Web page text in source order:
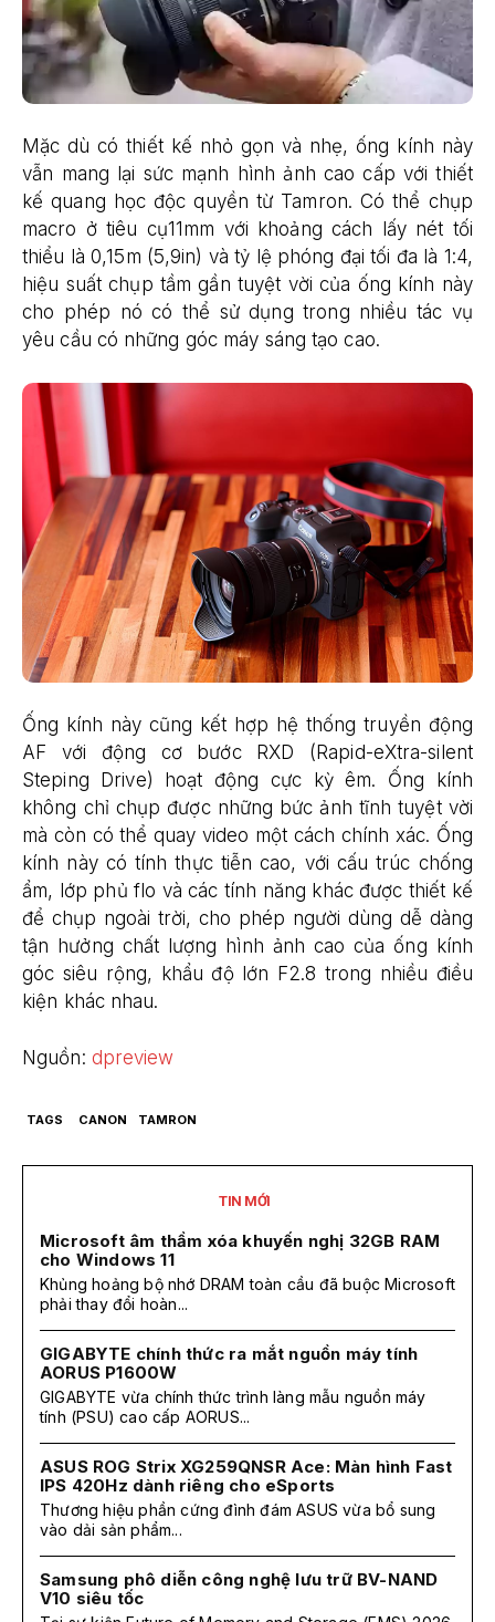
Mặc dù có thiết kế nhỏ gọn và nhẹ, ống kính này
vẫn mang lại sức mạnh hình ảnh cao cấp với thiết
kế quang học độc quyền từ Tamron. Có thể chụp
macro ở tiêu cụ11mm với khoảng cách lấy nét tối
thiểu là 0,15m (5,9in) và tỷ lệ phóng đại tối đa là 1:4,
hiệu suất chụp tầm gần tuyệt vời của ống kính này
cho phép nó có thể sử dụng trong nhiều tác vụ
yêu cầu có những góc máy sáng tạo cao.
Ống kính này cũng kết hợp hệ thống truyền động
AF với động cơ bước RXD (Rapid-eXtra-silent
Steping Drive) hoạt động cực kỳ êm. Ống kính
không chỉ chụp được những bức ảnh tĩnh tuyệt vời
mà còn có thể quay video một cách chính xác. Ống
kính này có tính thực tiễn cao, với cấu trúc chống
ẩm, lớp phủ flo và các tính năng khác được thiết kế
để chụp ngoài trời, cho phép người dùng dễ dàng
tận hưởng chất lượng hình ảnh cao của ống kính
góc siêu rộng, khẩu độ lớn F2.8 trong nhiều điều
kiện khác nhau.
Nguồn: dpreview
TAGS CANON TAMRON
TIN MỚI
Microsoft âm thầm xóa khuyến nghị 32GB RAM
cho Windows 11
Khủng hoảng bộ nhớ DRAM toàn cầu đã buộc Microsoft
phải thay đổi hoàn...
GIGABYTE chính thức ra mắt nguồn máy tính
AORUS P1600W
GIGABYTE vừa chính thức trình làng mẫu nguồn máy
tính (PSU) cao cấp AORUS...
ASUS ROG Strix XG259QNSR Ace: Màn hình Fast
IPS 420Hz dành riêng cho eSports
Thương hiệu phần cứng đình đám ASUS vừa bổ sung
vào dải sản phẩm...
Samsung phô diễn công nghệ lưu trữ BV-NAND
V10 siêu tốc